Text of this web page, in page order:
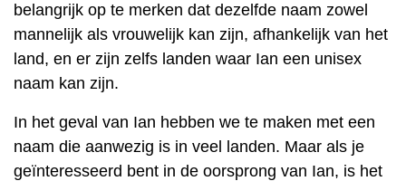
belangrijk op te merken dat dezelfde naam zowel
mannelijk als vrouwelijk kan zijn, afhankelijk van het
land, en er zijn zelfs landen waar Ian een unisex
naam kan zijn.
In het geval van Ian hebben we te maken met een
naam die aanwezig is in veel landen. Maar als je
geïnteresseerd bent in de oorsprong van Ian, is het